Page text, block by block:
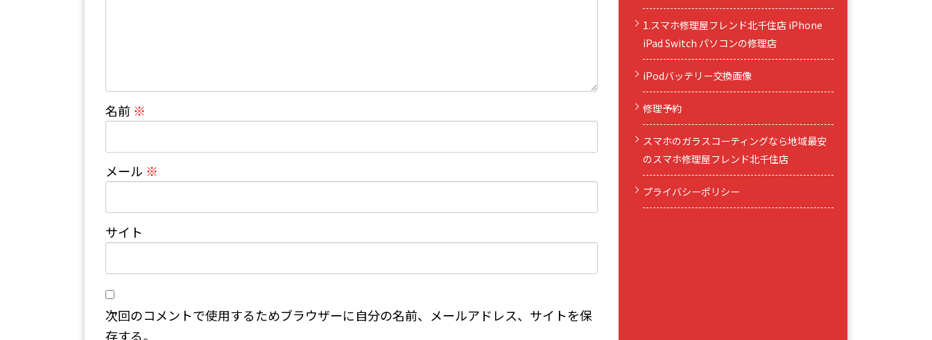
名前 ※
メール ※
サイト
次回のコメントで使用するためブラウザーに自分の名前、メールアドレス、サイトを保
存する。
1.スマホ修理屋フレンド北千住店 iPhone
iPad Switch パソコンの修理店
iPodバッテリー交換画像
修理予約
スマホのガラスコーティングなら地域最安
のスマホ修理屋フレンド北千住店
プライバシーポリシー